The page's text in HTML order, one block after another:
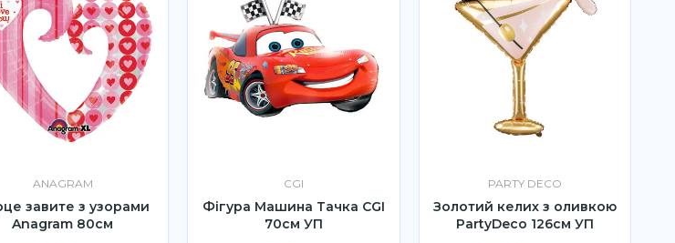
ANAGRAM
завите з узорами
Anagram 80см
CGI
Фігура Машина Тачка CGI
70см УП
PARTY DECO
Золотий келих з оливкою
PartyDeco 126см УП